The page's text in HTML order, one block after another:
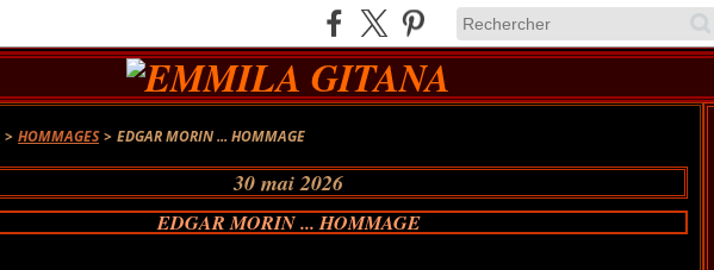
> HOMMAGES > EDGAR MORIN ... HOMMAGE
30 mai 2026
EDGAR MORIN ... HOMMAGE